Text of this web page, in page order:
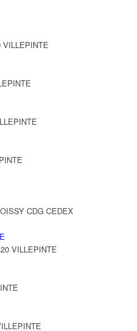
VILLEPINTE
CDG CEDEX
VILLEPINTE